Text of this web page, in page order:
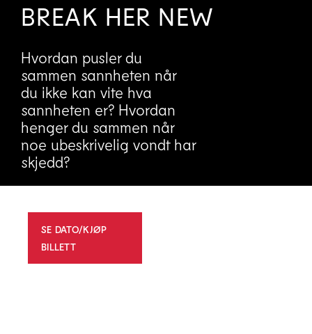
BREAK HER NEW
Hvordan pusler du
sammen sannheten når
du ikke kan vite hva
sannheten er? Hvordan
henger du sammen når
noe ubeskrivelig vondt har
skjedd?
SE DATO/KJØP
BILLETT